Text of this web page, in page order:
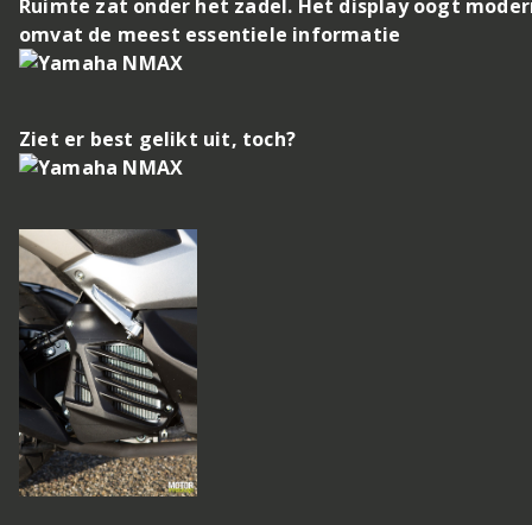
Ruimte zat onder het zadel. Het display oogt
omvat de meest essentiele informatie
Ziet er best gelikt uit, toch?